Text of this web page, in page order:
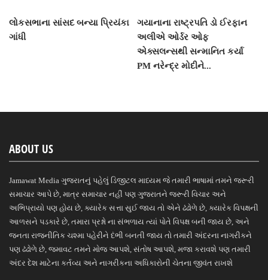
લોકસભાના સાંસદ બન્યા પ્રિયંકા
ગાંધી
ગયાનાના રાષ્ટ્રપતિ ડો ઈરફાન
અલીએ ઓર્ડર ઓફ
એક્સલન્સથી સન્માનિત કર્યા
PM નરેન્દ્ર મોદીને...
ABOUT US
Jamawat Media ગુજરાતનું પહેલું ડિજીટલ માધ્યમ જે તમારી ભાષામાં તમને જરૂરી
સમાચાર આપે છે, માત્ર સમાચાર નહીં પણ ગુજરાતને જરૂરી વિચાર અને
અભિપ્રાયો પણ હોય છે, ક્યારેક સત્તા સુઈ જાય તો એને ઢંઢોળે છે, ક્યારેક વિપક્ષની
આળસને પડકારે છે, તમારા પ્રશ્નો ના સંભળાય ત્યાં પોતે વિપક્ષ બની જાય છે, અને
જનતા રાજનીતિક ચશ્મા પહેરીને દંભી બનતી જાય તો તમારી અંદરના નાગરીકને
પણ ઢંઢોળે છે, જમાવટ તમને મોજ આપશે, સંતોષ આપશે, મજા કરાવશે પણ તમારી
અંદર દેશ માટેના કર્તવ્ય અને નાગરીકના અધિકારોની ચેતના જીવંત રાખશે